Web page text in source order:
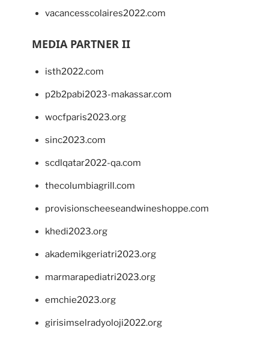
vacancesscolaires2022.com
MEDIA PARTNER II
isth2022.com
p2b2pabi2023-makassar.com
wocfparis2023.org
sinc2023.com
scdlqatar2022-qa.com
thecolumbiagrill.com
provisionscheeseandwineshoppe.com
khedi2023.org
akademikgeriatri2023.org
marmarapediatri2023.org
emchie2023.org
girisimselradyoloji2022.org